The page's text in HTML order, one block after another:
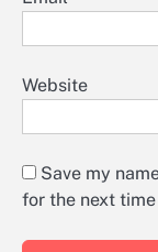
Website
Save my
for the next